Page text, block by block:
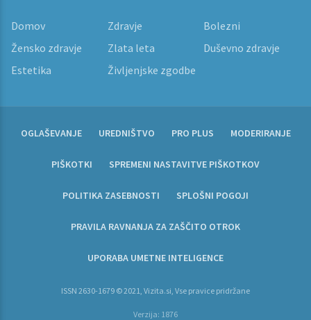
Domov Zdravje
Bolezni
Žensko zdravje
Zlata leta
Duševno zdravje
Estetika
Življenjske zgodbe
OGLAŠEVANJE UREDNIŠTVO PRO PLUS MODERIRANJE
PIŠKOTKI SPREMENI NASTAVITVE PIŠKOTKOV
POLITIKA ZASEBNOSTI SPLOŠNI POGOJI
PRAVILA RAVNANJA ZA ZAŠČITO OTROK
UPORABA UMETNE INTELIGENCE
ISSN 2630-1679 © 2021, Vizita.si, Vse pravice pridržane
Verzija: 1876